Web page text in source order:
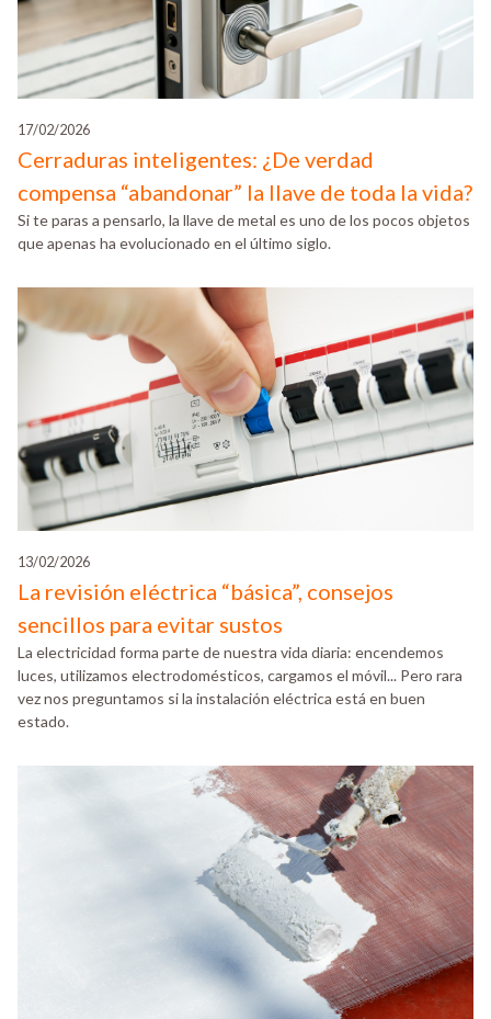
17/02/2026
Cerraduras inteligentes: ¿De verdad
compensa “abandonar” la llave de toda la vida?
Si te paras a pensarlo, la llave de metal es uno de los pocos objetos
que apenas ha evolucionado en el último siglo.
13/02/2026
La revisión eléctrica “básica”, consejos
sencillos para evitar sustos
La electricidad forma parte de nuestra vida diaria: encendemos
luces, utilizamos electrodomésticos, cargamos el móvil... Pero rara
vez nos preguntamos si la instalación eléctrica está en buen
estado.